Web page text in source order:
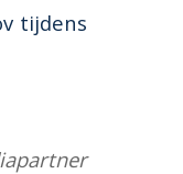
tijdens